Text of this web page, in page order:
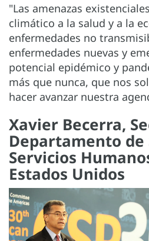
"Las amenazas
climático a la salud y a la
enfermedades no
enfermedades nuevas y
potencial epidémico y
más que nunca, que nos
hacer avanzar nuestra
Xavier Becerra,
Departamento de
Servicios
Estados Unidos